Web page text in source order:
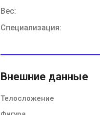
Вес:
Специализация:
Внешние данные
Телосложение